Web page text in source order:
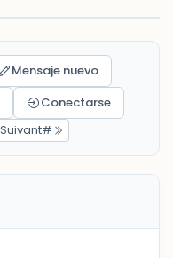
Mensaje nuevo
Conectarse